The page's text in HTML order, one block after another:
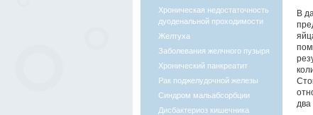
Хроническая недостаточность
дуоденальной проходимости
Желтуха
Заболевания желчного пузыря
Хронический панкреатит
Рак поджелудочной железы
Синдром мальабсорбции
Дисбактериоз кишечника
В
два